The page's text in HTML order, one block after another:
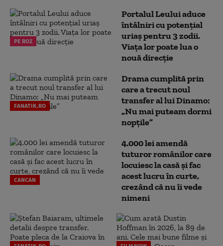
PE ROZ
Portalul Leului aduce
întâlniri cu potențial
uriaș pentru 3 zodii.
Viața lor poate lua o
nouă direcție
FANATIK.RO
Drama cumplită prin
care a trecut noul
transfer al lui Dinamo:
„Nu mai puteam dormi
nopțile”
CANCAN
4.000 lei amendă
tuturor românilor care
locuiesc la casă și fac
acest lucru în curte,
crezând că nu îi vede
nimeni